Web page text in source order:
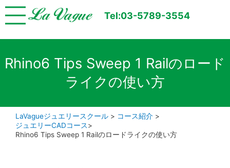
Tel:03-5789-3554
Rhino6 Tips Sweep 1 Railのロード
ライクの使い方
LaVagueジュエリースクール > コース紹介 >
ジュエリーCADコース>
Rhino6 Tips Sweep 1 Railのロードライクの使い方